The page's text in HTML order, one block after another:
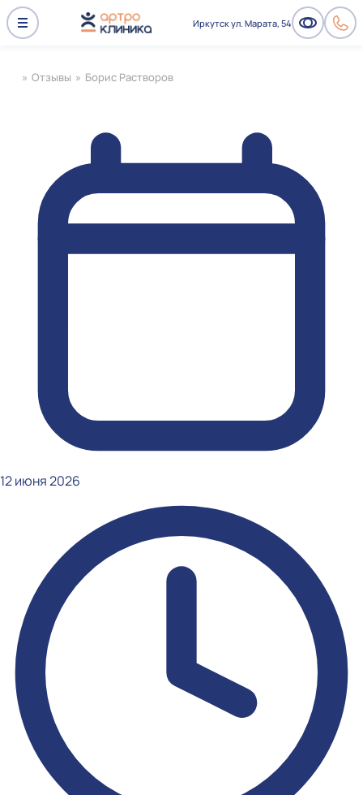
Иркутск ул. Марата, 54
» Отзывы » Борис Растворов
12 июня 2026